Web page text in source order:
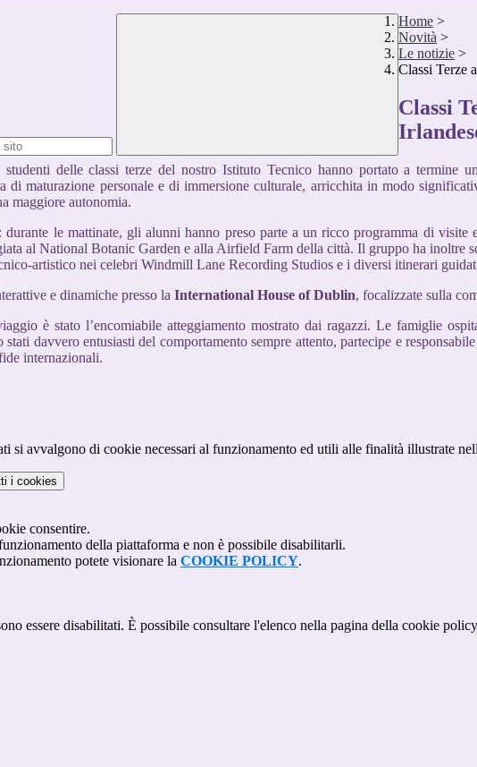
Home >
Novità >
Le notizie >
Classi Terze
Classi
delle classi terze del nostro Istituto Tecnico hanno portato a termine
di maturazione personale e di immersione culturale, arricchita in modo
maggiore autonomia.
le mattinate, gli alunni hanno preso parte a un ricco programma di
al National Botanic Garden e alla Airfield Farm della città. Il gruppo ha inoltre
artistico nei celebri Windmill Lane Recording Studios e i diversi itinerari
e dinamiche presso la International House of Dublin, focalizzate sulla
è stato l’encomiabile atteggiamento mostrato dai ragazzi. Le famiglie
davvero entusiasti del comportamento sempre attento, partecipe e
internazionali.
si avvalgono di cookie necessari al funzionamento ed utili alle finalità illustrate
i cookies
consentire.
della piattaforma e non è possibile disabilitarli.
potete visionare la COOKIE POLICY.
essere disabilitati. È possibile consultare l'elenco nella pagina della cookie